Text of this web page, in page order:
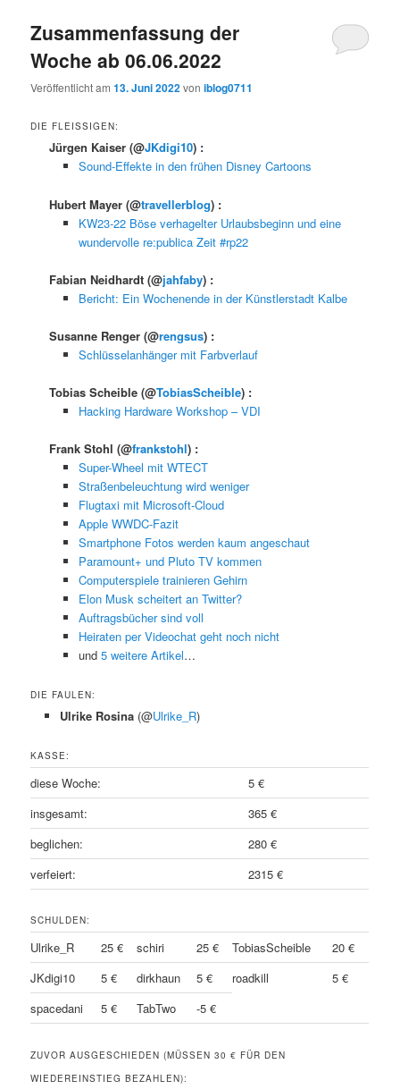
Zusammenfassung der
Woche ab 06.06.2022
Veröffentlicht am13. Juni 2022voniblog0711
DIE FLEISSIGEN:
Jürgen Kaiser(@JKdigi10) :
Sound-Effekte in den frühen Disney Cartoons
Hubert Mayer(@travellerblog) :
KW23-22 Böse verhagelter Urlaubsbeginn und eine
wundervolle re:publica Zeit #rp22
Fabian Neidhardt(@jahfaby) :
Bericht: Ein Wochenende in der Künstlerstadt Kalbe
Susanne Renger(@rengsus) :
Schlüsselanhänger mit Farbverlauf
Tobias Scheible(@TobiasScheible) :
Hacking Hardware Workshop – VDI
Frank Stohl(@frankstohl) :
Super-Wheel mit WTECT
Straßenbeleuchtung wird weniger
Flugtaxi mit Microsoft-Cloud
Apple WWDC-Fazit
Smartphone Fotos werden kaum angeschaut
Paramount+ und Pluto TV kommen
Computerspiele trainieren Gehirn
Elon Musk scheitert an Twitter?
Auftragsbücher sind voll
Heiraten per Videochat geht noch nicht
und 5 weitere Artikel…
DIE FAULEN:
Ulrike Rosina (@Ulrike_R)
KASSE:
diese Woche:
5 €
insgesamt:
365 €
beglichen:
280 €
verfeiert:
2315 €
SCHULDEN:
Ulrike_R 25 € schiri 25 € TobiasScheible
20 €
JKdigi10
5 € dirkhaun 5 € roadkill
5 €
spacedani
5 € TabTwo -5 €
ZUVOR AUSGESCHIEDEN (MÜSSEN 30 € FÜR DEN
WIEDEREINSTIEG BEZAHLEN):